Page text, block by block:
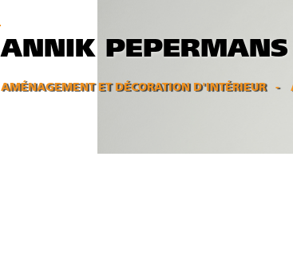
ANNIK
AMÉNAGEMENT ET DÉCORATION D'INTÉRIEUR